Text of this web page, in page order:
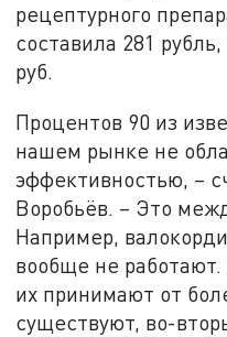
рецептурного
составила 281
руб.
Процентов 90 из
нашем рынке не
эффективностью, –
Воробьёв. – Это
Например,
вообще не
их принимают от
существуют, во-